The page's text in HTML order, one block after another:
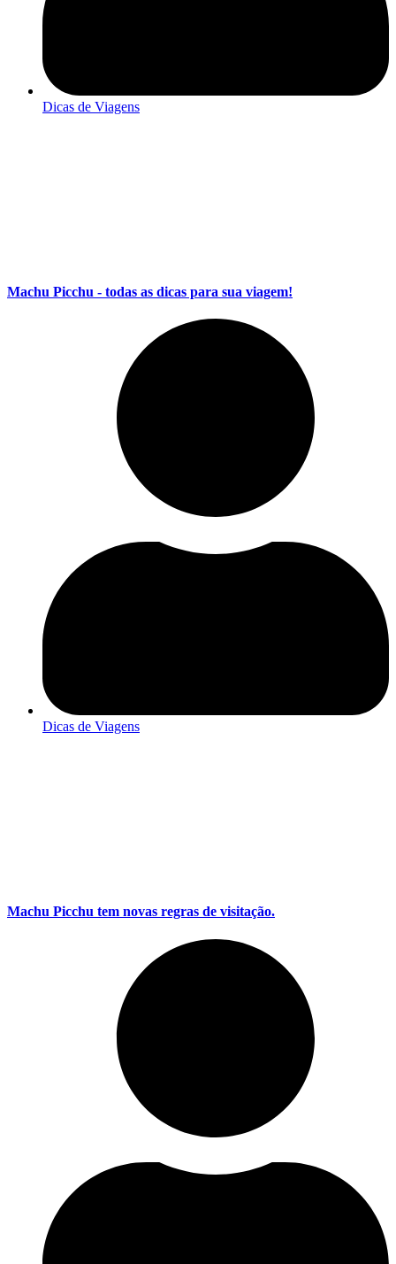
Dicas de Viagens
Machu Picchu - todas as dicas para sua viagem!
Dicas de Viagens
Machu Picchu tem novas regras de visitação.